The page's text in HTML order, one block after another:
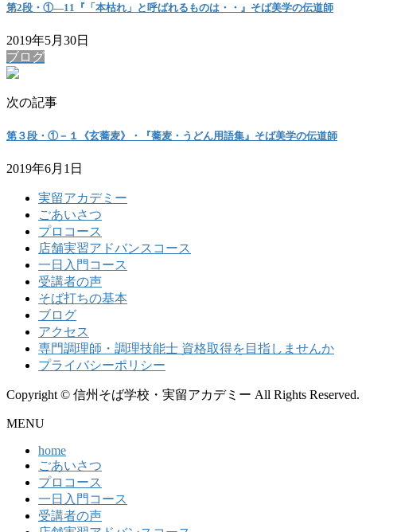
第2段・①―11『「本枯れ」と呼ばれるものは・・』そば美学の伝道師
2019年5月30日
ブログ
次の記事
第３段・①－１《玄蕎麦》・『蕎麦・うどん用語集』そば美学の伝道師
2019年6月1日
実留アカデミー
ごあいさつ
プロコース
店舗実習アドバンスコース
一日入門コース
受講者の声
そば打ちの基本
ブログ
アクセス
専門調理師・調理技能士 資格取得を目指しませんか
プライバシーポリシー
Copyright © 信州そば学校・実留アカデミー All Rights Reserved.
MENU
home
ごあいさつ
プロコース
一日入門コース
受講者の声